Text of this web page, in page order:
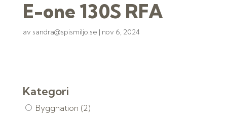
E-one 130S RFA
av sandra@spismiljo.se | nov 6, 2024
Kategori
Byggnation (2)